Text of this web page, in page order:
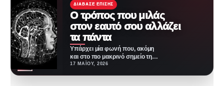
ΔΙΆΒΑΣΕ ΕΠΊΣΗΣ
Ο τρόπος που μιλάς
στον εαυτό σου αλλάζει
τα πάντα
Υπάρχει μία φωνή που, ακόμη
και στο πιο μακρινό σημείο της
γης, μας ακολουθεί. Είναι
17 ΜΑΪ́ΟΥ, 2026